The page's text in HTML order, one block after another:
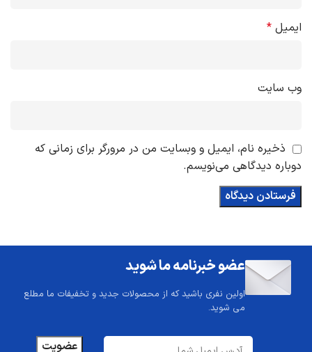
ایمیل *
وب‌ سایت
ذخیره نام، ایمیل و وبسایت من در مرورگر برای زمانی که
دوباره دیدگاهی می‌نویسم.
عضو خبرنامه ما شوید
اولین نفری باشید که از محصولات جدید و تخفیفات ما مطلع
می شوید.